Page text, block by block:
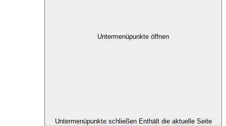
Untermenüpunkte öffnen
Untermenüpunkte schließen Enthält die aktuelle Seite